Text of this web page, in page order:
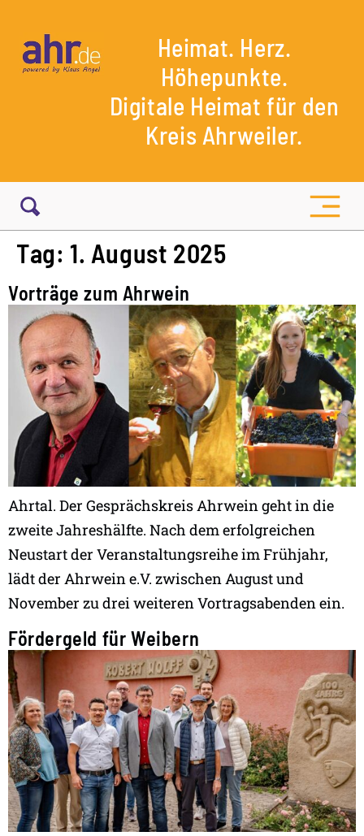
Heimat. Herz.
Höhepunkte.
Digitale Heimat für den
Kreis Ahrweiler.
Tag: 1. August 2025
Vorträge zum Ahrwein
Ahrtal. Der Gesprächskreis Ahrwein geht in die
zweite Jahreshälfte. Nach dem erfolgreichen
Neustart der Veranstaltungsreihe im Frühjahr,
lädt der Ahrwein e.V. zwischen August und
November zu drei weiteren Vortragsabenden ein.
Fördergeld für Weibern